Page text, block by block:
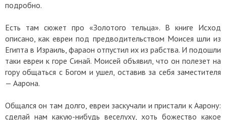
подробно.
Есть там сюжет про «Золотого тельца». В книге Исход
описано, как евреи под предводительством Моисея шли из
Египта в Израиль, фараон отпустил их из рабства. И подошли
таки евреи к горе Синай. Моисей объявил, что он полезет на
гору общаться с Богом и ушел, оставив за себя заместителя
— Аарона.
Общался он там долго, евреи заскучали и пристали к Аарону:
сделай нам какую-нибудь веселуху, хоть божество какое